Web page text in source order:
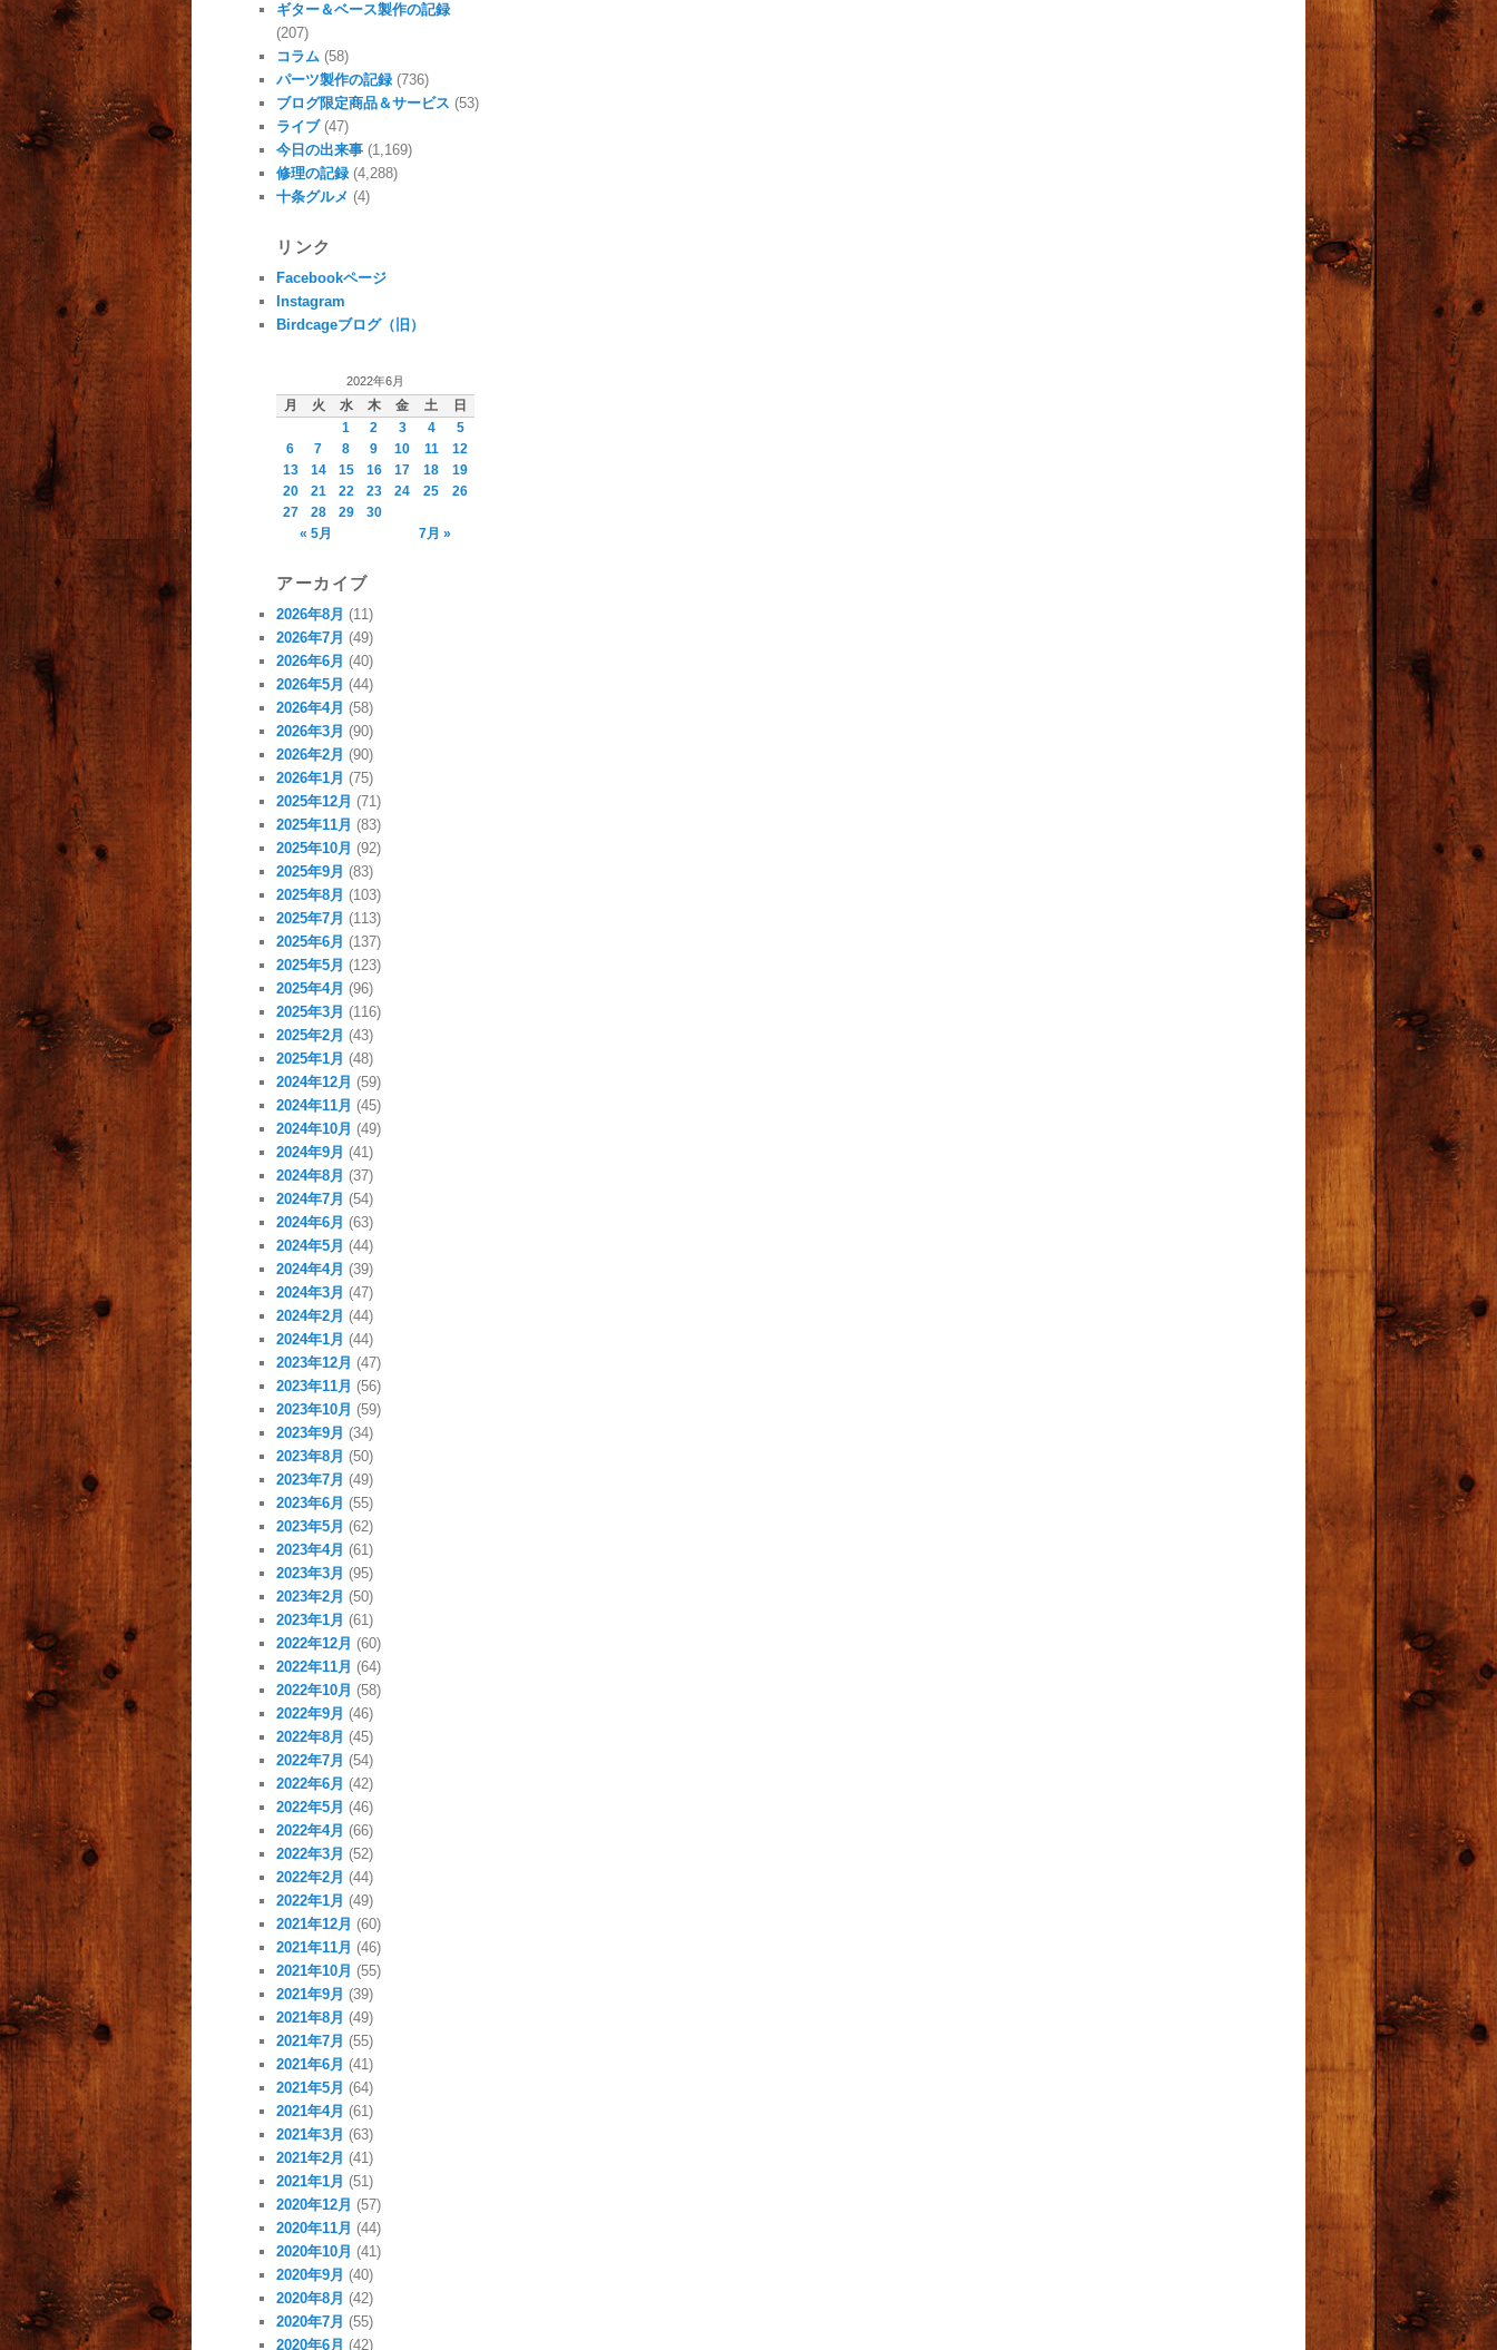
ギター＆ベース製作の記録
(207)
コラム (58)
パーツ製作の記録 (736)
ブログ限定商品＆サービス (53)
ライブ(47)
今日の出来事 (1,169)
修理の記録 (4,288)
十条グルメ (4)
リンク
Facebookページ
Instagram
Birdcageブログ（旧）
2022年6月
月 火 水 木 金 土
日
1
2 3 4
5
6
7 8 9 10 11
12
13
14 15 16 17 18
19
20
21 22 23 24 25
26
27
28 29
30
« 5月
7月 »
アーカイブ
2026年8月 (11)
2026年7月 (49)
2026年6月 (40)
2026年5月 (44)
2026年4月 (58)
2026年3月 (90)
2026年2月 (90)
2026年1月 (75)
2025年12月 (71)
2025年11月 (83)
2025年10月 (92)
2025年9月 (83)
2025年8月 (103)
2025年7月 (113)
2025年6月 (137)
2025年5月 (123)
2025年4月 (96)
2025年3月 (116)
2025年2月 (43)
2025年1月 (48)
2024年12月 (59)
2024年11月 (45)
2024年10月 (49)
2024年9月 (41)
2024年8月 (37)
2024年7月 (54)
2024年6月 (63)
2024年5月 (44)
2024年4月 (39)
2024年3月 (47)
2024年2月 (44)
2024年1月 (44)
2023年12月 (47)
2023年11月 (56)
2023年10月 (59)
2023年9月 (34)
2023年8月 (50)
2023年7月 (49)
2023年6月 (55)
2023年5月 (62)
2023年4月 (61)
2023年3月 (95)
2023年2月 (50)
2023年1月 (61)
2022年12月 (60)
2022年11月 (64)
2022年10月 (58)
2022年9月 (46)
2022年8月 (45)
2022年7月 (54)
2022年6月 (42)
2022年5月 (46)
2022年4月 (66)
2022年3月 (52)
2022年2月 (44)
2022年1月 (49)
2021年12月 (60)
2021年11月 (46)
2021年10月 (55)
2021年9月 (39)
2021年8月 (49)
2021年7月 (55)
2021年6月 (41)
2021年5月 (64)
2021年4月 (61)
2021年3月 (63)
2021年2月 (41)
2021年1月 (51)
2020年12月 (57)
2020年11月 (44)
2020年10月 (41)
2020年9月 (40)
2020年8月 (42)
2020年7月 (55)
2020年6月 (42)